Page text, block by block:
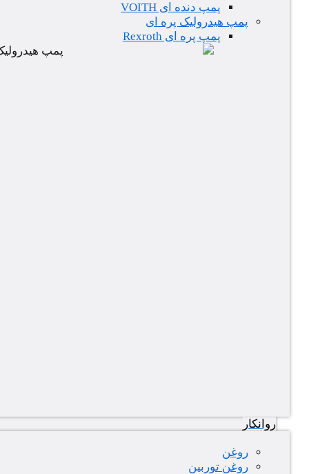
پمپ دنده ای VOITH
پمپ هیدرولیک پره ای
پمپ پره ای Rexroth
روانکار
روغن
روغن توربین